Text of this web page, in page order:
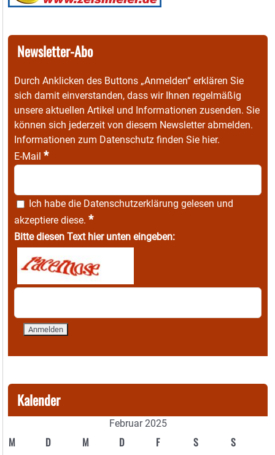
Newsletter-Abo
Durch Anklicken des Buttons „Anmelden“ erklären Sie
sich damit einverstanden, dass wir Ihnen regelmäßig
unsere aktuellen Artikel und Informationen zusenden. Sie
können sich jederzeit von diesem Newsletter abmelden.
Informationen zum Datenschutz finden Sie hier.
E-Mail *
Ich habe die Datenschutzerklärung gelesen und
akzeptiere diese. *
Bitte diesen Text hier unten eingeben:
Kalender
Februar 2025
M D M D F S S